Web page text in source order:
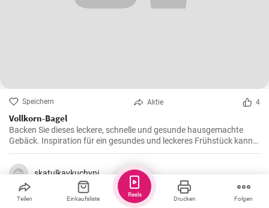
Speichern Aktie 4
Vollkorn-Bagel
Backen Sie dieses leckere, schnelle und gesunde hausgemachte
Gebäck. Inspiration für ein gesundes und leckeres Frühstück kann
man nie genug haben.
skatulkavkuchyni
Teilen Einkaufsliste Drucken Folgen
Reels